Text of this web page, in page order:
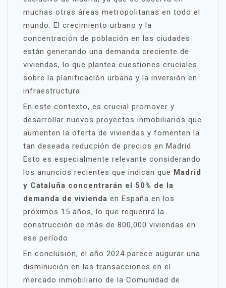
muchas otras áreas metropolitanas en todo el
mundo. El crecimiento urbano y la
concentración de población en las ciudades
están generando una demanda creciente de
viviendas, lo que plantea cuestiones cruciales
sobre la planificación urbana y la inversión en
infraestructura.
En este contexto, es crucial promover y
desarrollar nuevos proyectos inmobiliarios que
aumenten la oferta de viviendas y fomenten la
tan deseada reducción de precios en Madrid.
Esto es especialmente relevante considerando
los anuncios recientes que indican que Madrid
y Cataluña concentrarán el 50% de la
demanda de vivienda en España en los
próximos 15 años, lo que requerirá la
construcción de más de 800,000 viviendas en
ese período.
En conclusión, el año 2024 parece augurar una
disminución en las transacciones en el
mercado inmobiliario de la Comunidad de